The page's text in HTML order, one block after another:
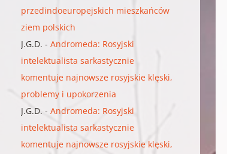
przedindoeuropejskich mieszkańców
ziem polskich
J.G.D. -Andromeda: Rosyjski
intelektualista sarkastycznie
komentuje najnowsze rosyjskie klęski,
problemy i upokorzenia
J.G.D. -Andromeda: Rosyjski
intelektualista sarkastycznie
komentuje najnowsze rosyjskie klęski,